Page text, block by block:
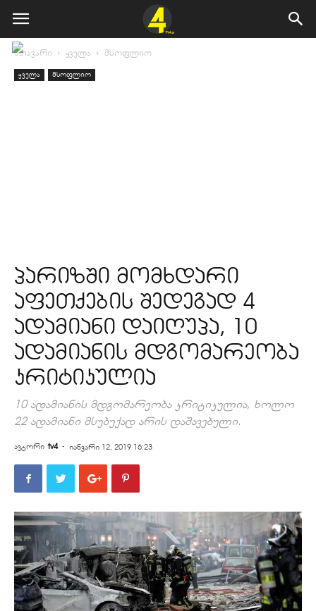
მთავარი ყველა მსოფლიო
ყველა მსოფლიო
პარიზში მომხდარი
აფეთქების შედეგად 4
ადამიანი დაიღუპა, 10
ადამიანის მდგომარეობა
კრიტიკულია
10 ადამიანის მდგომარეობა კრიტიკულია, ხოლო
22 ადამიანი მსუბუქად არის დაშავებული.
ავტორი tv4 - იანვარი 12, 2019 16:23